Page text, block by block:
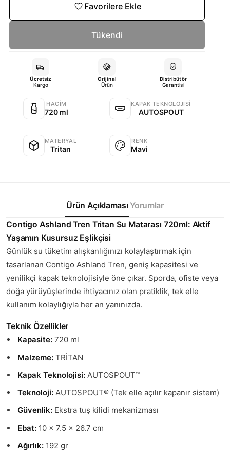
Favorilere Ekle
Tükendi
Ücretsiz
Kargo
Orijinal
Ürün
Distribütör
Garantisi
HACIM
720 ml
KAPAK TEKNOLOJISI
AUTOSPOUT
MATERYAL
Tritan
RENK
Mavi
Ürün Açıklaması Yorumlar
Contigo Ashland Tren Tritan Su Matarası 720ml: Aktif
Yaşamın Kusursuz Eşlikçisi
Günlük su tüketim alışkanlığınızı kolaylaştırmak için
tasarlanan Contigo Ashland Tren, geniş kapasitesi ve
yenilikçi kapak teknolojisiyle öne çıkar. Sporda, ofiste veya
doğa yürüyüşlerinde ihtiyacınız olan pratiklik, tek elle
kullanım kolaylığıyla her an yanınızda.
Teknik Özellikler
Kapasite:720 ml
Malzeme:TRİTAN
Kapak Teknolojisi:AUTOSPOUT™
Teknoloji:AUTOSPOUT® (Tek elle açılır kapanır sistem)
Güvenlik:Ekstra tuş kilidi mekanizması
Ebat:10 x 7.5 x 26.7 cm
Ağırlık:192 gr